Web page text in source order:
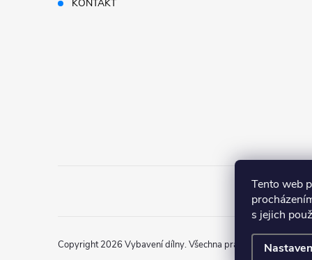
Tento web
s jejich
KONTAKT
Copyright 2026 Vybavení dílny. Všechna práva vyhrazena.